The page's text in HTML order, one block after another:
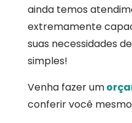
ainda temos
extremamente
suas necessidades
simples!
Venha fazer um
conferir você